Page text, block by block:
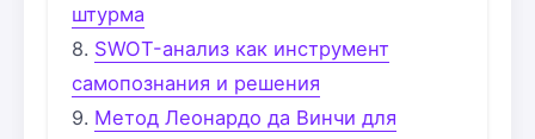
штурма
SWOT-анализ как инструмент
самопознания и решения
Метод Леонардо да Винчи для